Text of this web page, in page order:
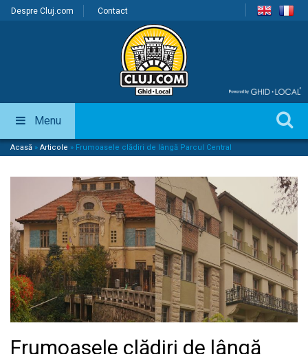
Despre Cluj.com Contact
Menu
Acasă » Articole » Frumoasele clădiri de lângă Parcul Central
Frumoasele clădiri de lângă